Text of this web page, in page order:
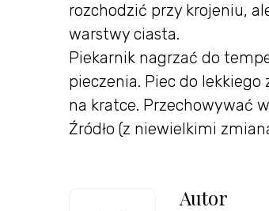
rozchodzić przy krojeniu,
warstwy ciasta.
Piekarnik nagrzać do
pieczenia. Piec do lekkiego
na kratce. Przechowywać
Źródło (z niewielkimi
Autor